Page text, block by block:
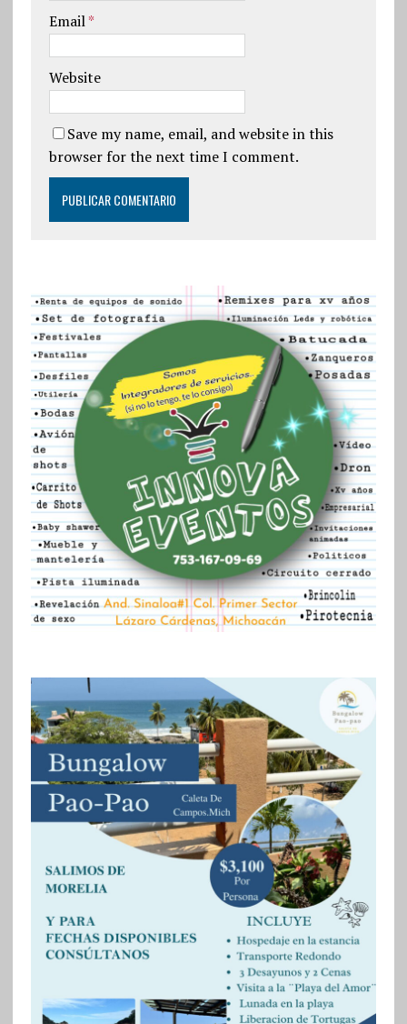
Email*
Website
Save my name, email, and website in this
browser for the next time I comment.